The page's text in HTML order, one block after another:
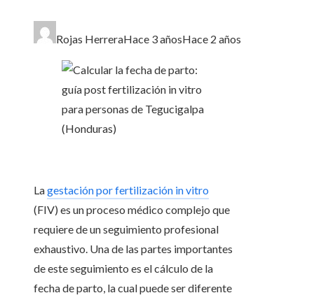
Rojas HerreraHace 3 añosHace 2 años
Lagestación por fertilización in vitro
(FIV) es un proceso médico complejo que
requiere de un seguimiento profesional
exhaustivo. Una de las partes importantes
de este seguimiento es el cálculo de la
fecha de parto, la cual puede ser diferente